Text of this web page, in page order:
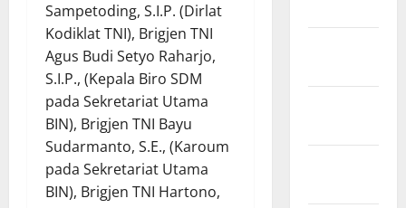
Sampetoding, S.I.P. (Dirlat
Kodiklat TNI), Brigjen TNI
Agus Budi Setyo Raharjo,
S.I.P., (Kepala Biro SDM
pada Sekretariat Utama
BIN), Brigjen TNI Bayu
Sudarmanto, S.E., (Karoum
pada Sekretariat Utama
BIN), Brigjen TNI Hartono,